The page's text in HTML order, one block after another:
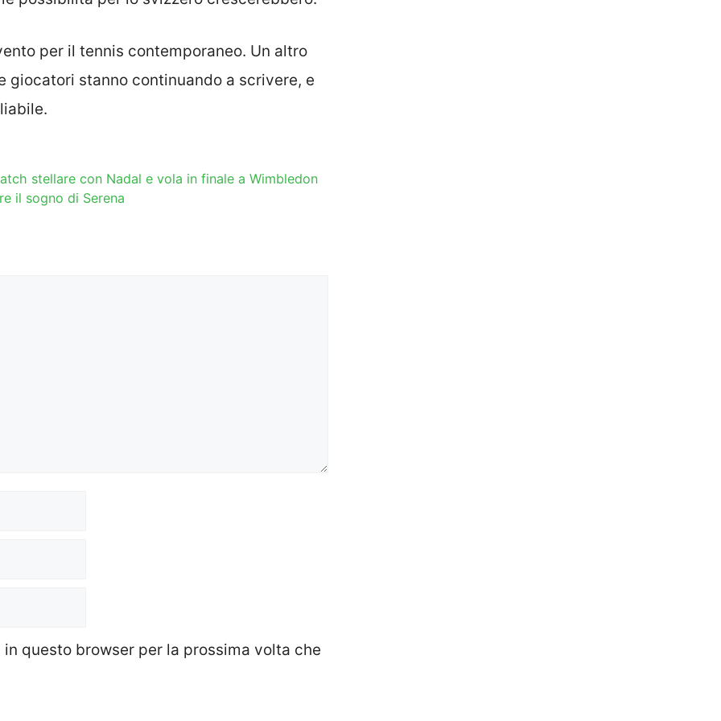
per il tennis contemporaneo. Un altro
giocatori stanno continuando a scrivere, e
stellare con Nadal e vola in finale a Wimbledon
il sogno di Serena
questo browser per la prossima volta che